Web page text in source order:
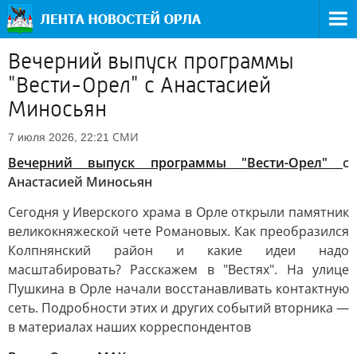
Вечерний выпуск программы
"Вести-Орел" с Анастасией
Миносьян
7 июля 2026, 22:21 СМИ
Вечерний выпуск программы "Вести-Орел" с
Анастасией Миносьян
Сегодня у Иверского храма в Орле открыли памятник
великокняжеской чете Романовых. Как преобразился
Колпнянский район и какие идеи надо
масштабировать? Расскажем в "Вестях". На улице
Пушкина в Орле начали восстанавливать контактную
сеть. Подробности этих и других событий вторника —
в материалах наших корреспондентов